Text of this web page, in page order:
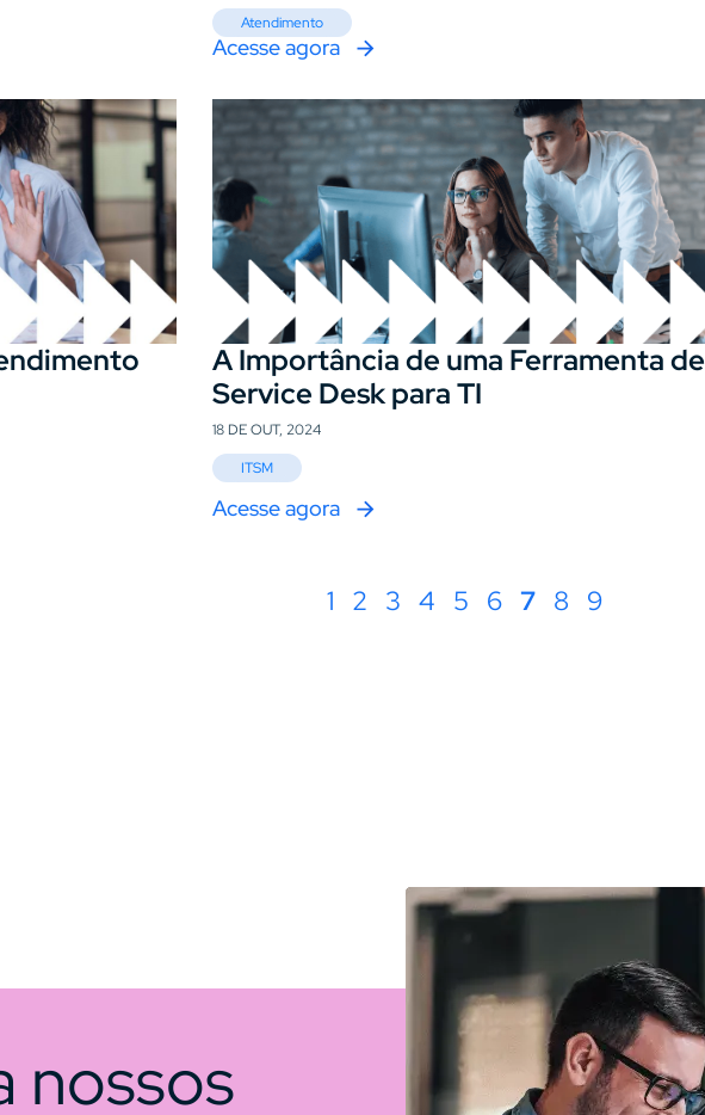
Atendimento
Acesse agora
A Importância de uma Ferramenta de
Service Desk para TI
18 DE OUT, 2024
ITSM
Acesse agora
1 2 3 4 5 6 7 8 9
nossos